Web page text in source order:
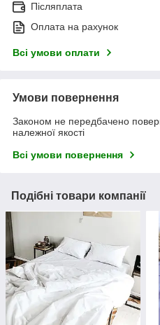
Післяплата
Оплата на рахунок
Всі умови оплати
Умови повернення
Законом не передбачено
належної якості
Всі умови повернення
Подібні товари компанії